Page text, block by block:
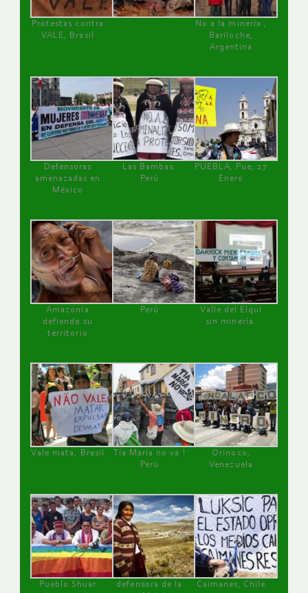
Protestas contra
VALE, Brasil
No a la minería ,
Bariloche,
Argentina
Defensoras
amenazadas en
México
Las Bambas,
Perú
PUEBLA, Pue, 27
Enero
Amazonía
defiende su
territorio
Perú
Valle del Elqui
sin minería.
Vale mata, Brasil
Tía María no va !
Perú
Orinoco,
Venezuela
Pueblo Shuar
defensora de la
Caimanes, Chile